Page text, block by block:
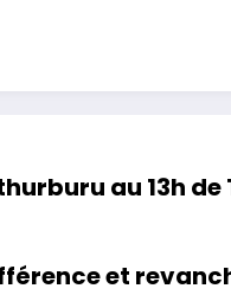
au 13h
et